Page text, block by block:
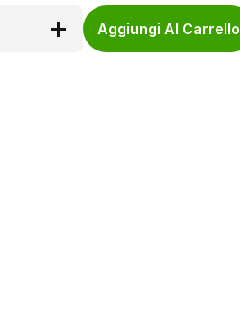
Aggiungi Al Carrello